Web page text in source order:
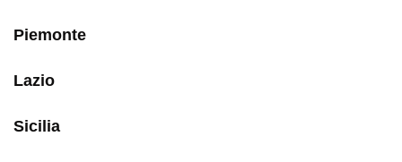
Piemonte
Lazio
Sicilia